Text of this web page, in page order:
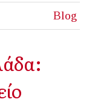
Blog